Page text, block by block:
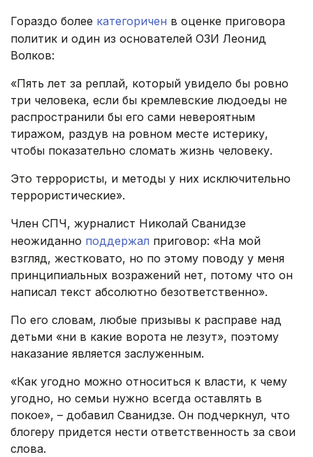
Гораздо более категоричен в оценке приговора
политик и один из основателей ОЗИ Леонид
Волков:
«Пять лет за реплай, который увидело бы ровно
три человека, если бы кремлевские людоеды не
распространили бы его сами невероятным
тиражом, раздув на ровном месте истерику,
чтобы показательно сломать жизнь человеку.
Это террористы, и методы у них исключительно
террористические».
Член СПЧ, журналист Николай Сванидзе
неожиданно поддержал приговор: «На мой
взгляд, жестковато, но по этому поводу у меня
принципиальных возражений нет, потому что он
написал текст абсолютно безответственно».
По его словам, любые призывы к расправе над
детьми «ни в какие ворота не лезут», поэтому
наказание является заслуженным.
«Как угодно можно относиться к власти, к чему
угодно, но семьи нужно всегда оставлять в
покое», – добавил Сванидзе. Он подчеркнул, что
блогеру придется нести ответственность за свои
слова.